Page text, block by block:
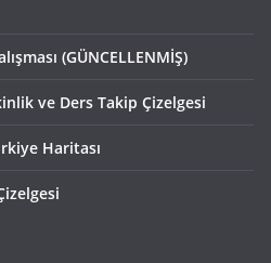
(GÜNCELLENMİŞ)
ve Ders Takip Çizelgesi
Haritası